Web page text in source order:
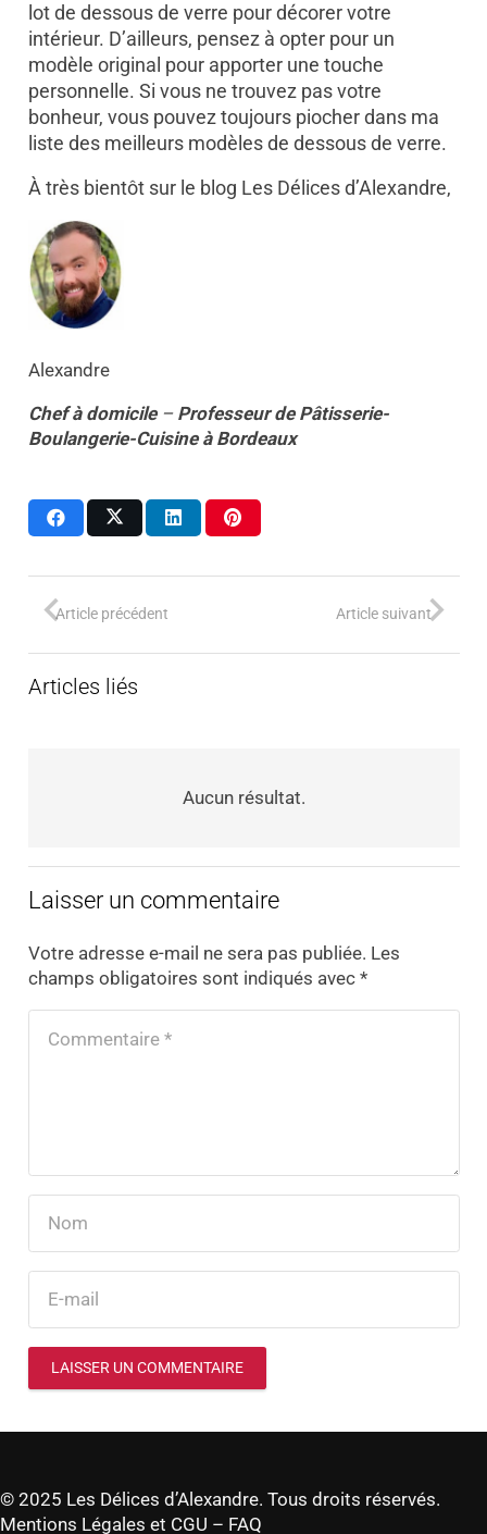
lot de dessous de verre pour décorer votre
intérieur. D’ailleurs, pensez à opter pour un
modèle original pour apporter une touche
personnelle. Si vous ne trouvez pas votre
bonheur, vous pouvez toujours piocher dans ma
liste des meilleurs modèles de dessous de verre.
À très bientôt sur le blog Les Délices d’Alexandre,
Alexandre
Chef à domicile– Professeur de Pâtisserie-
Boulangerie-Cuisine à Bordeaux
Article précédent Article suivant
Articles liés
Aucun résultat.
Laisser un commentaire
Votre adresse e-mail ne sera pas publiée. Les
champs obligatoires sont indiqués avec *
LAISSER UN COMMENTAIRE
© 2025 Les Délices d’Alexandre. Tous droits réservés.
Mentions Légales et CGU – FAQ